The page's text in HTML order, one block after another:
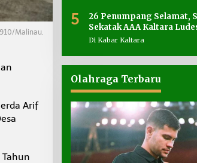
Malinau.
Arif
5
26 Penumpang Selamat,
Sekatak AAA Kaltara
Di Kabar Kaltara
Olahraga Terbaru